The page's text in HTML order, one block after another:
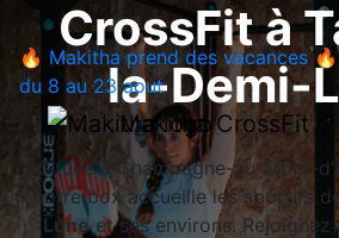
🔥 Makitha prend des vacances 🔥
du 8 au 23 aout
Makitha CrossFit
CrossFit à
la-Demi-
Située à Champagne-au-Mont-
notre box accueille les sportifs
Luneet ses environs. Rejoignez